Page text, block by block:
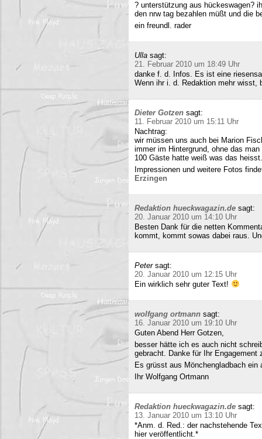
? unterstützung aus hückeswagen?
den nrw tag bezahlen müßt und die
ein freundl. rader
Ulla sagt:
21. Februar 2010 um 18:49 Uhr
danke f. d. Infos. Es ist eine
Wenn ihr i. d. Redaktion mehr wisst,
Dieter Gotzen sagt:
11. Februar 2010 um 15:11 Uhr
Nachtrag:
wir müssen uns auch bei Marion
immer im Hintergrund, ohne das
100 Gäste hatte weiß was das heisst.
Impressionen und weitere Fotos
Erzingen
Redaktion hueckwagazin.de sagt:
20. Januar 2010 um 14:10 Uhr
Besten Dank für die netten
kommt, kommt sowas dabei raus.
Peter sagt:
20. Januar 2010 um 12:15 Uhr
Ein wirklich sehr guter Text!
wolfgang ortmann sagt:
16. Januar 2010 um 19:10 Uhr
Guten Abend Herr Gotzen,
besser hätte ich es auch nicht
gebracht. Danke für Ihr Engagement
Es grüsst aus Mönchengladbach ein
Ihr Wolfgang Ortmann
Redaktion hueckwagazin.de sagt:
13. Januar 2010 um 13:10 Uhr
*Anm. d. Red.: der nachstehende
hier veröffentlicht.*